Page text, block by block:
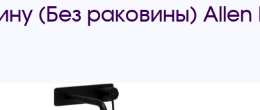
(Без раковины) Allen